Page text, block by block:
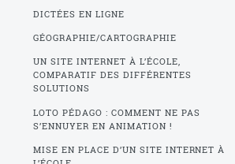
DICTÉES EN LIGNE
GÉOGRAPHIE/CARTOGRAPHIE
UN SITE INTERNET À L’ÉCOLE,
COMPARATIF DES DIFFÉRENTES
SOLUTIONS
LOTO PÉDAGO : COMMENT NE PAS
S’ENNUYER EN ANIMATION !
MISE EN PLACE D’UN SITE INTERNET À